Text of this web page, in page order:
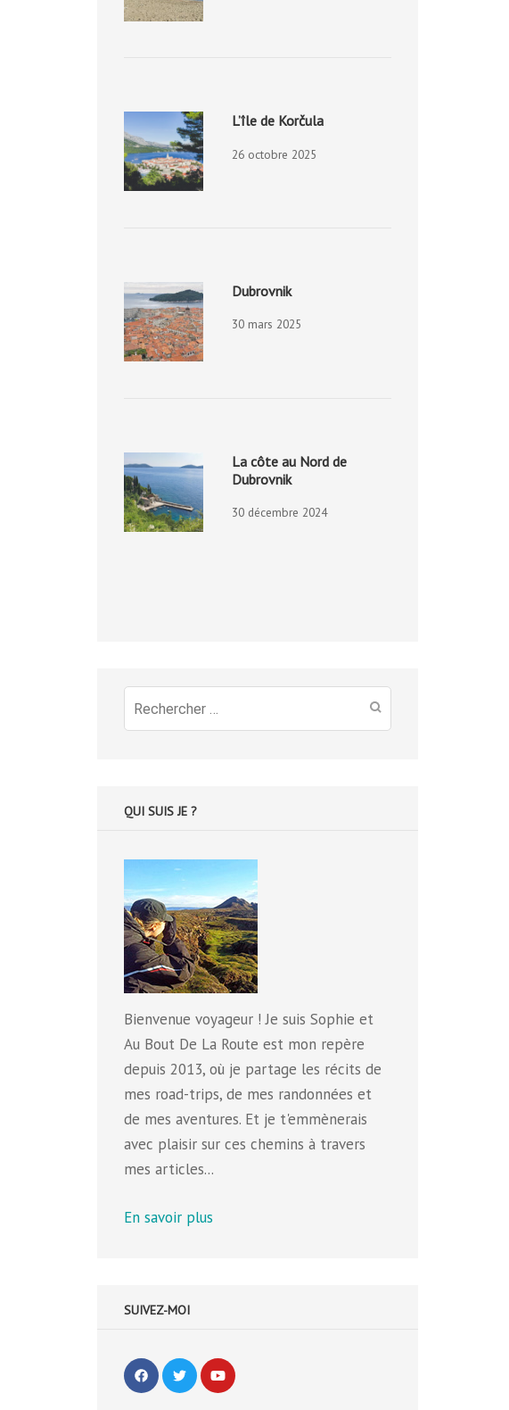
L’île de Korčula
26 octobre 2025
Dubrovnik
30 mars 2025
La côte au Nord de
Dubrovnik
30 décembre 2024
Recherche
pour
QUI SUIS JE ?
Bienvenue voyageur ! Je suis Sophie et
Au Bout De La Route est mon repère
depuis 2013, où je partage les récits de
mes road-trips, de mes randonnées et
de mes aventures. Et je t'emmènerais
avec plaisir sur ces chemins à travers
mes articles...
En savoir plus
SUIVEZ-MOI